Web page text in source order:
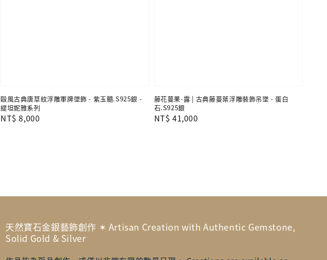
毆風古典唐草紋浮雕軍牌墜飾 - 紫玉髓.S925銀 -
緹坦妮雅系列
Regular
NT$ 8,000
藤花蔓果-露 | 古典藤蔓葉浮雕裝飾吊墜 - 蛋白
石.S925銀
Regular
NT$ 41,000
天然寶石金銀藝飾創作 ✶ Artisan Creation with Authentic Gemstone,
Solid Gold & Silver